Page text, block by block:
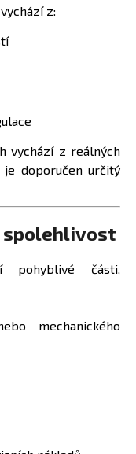
z:
vychází z reálných
je doporučen určitý
spolehlivost
pohyblivé části,
mechanického